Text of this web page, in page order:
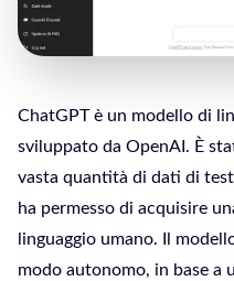
ChatGPT è un modello di
sviluppato da OpenAI. È
vasta quantità di dati di
ha permesso di acquisire
linguaggio umano. Il
modo autonomo, in base a